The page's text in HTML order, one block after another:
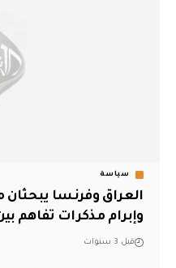
سياسة
العراق وفرنسا يبحثان
وإبرام مذكرات تفاهم
قبل 3 سنوات